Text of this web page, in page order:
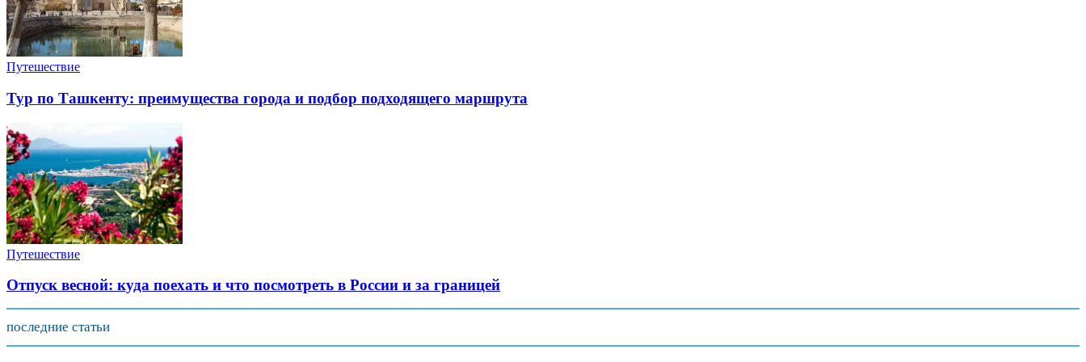
Путешествие
Тур по Ташкенту: преимущества города и подбор подходящего маршрута
Путешествие
Отпуск весной: куда поехать и что посмотреть в России и за границей
последние статьи